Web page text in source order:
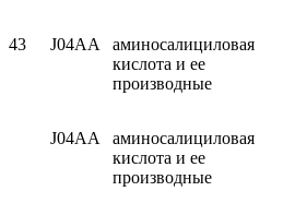
43 J04AA
аминосалициловая
кислота и ее
производные
J04AA
аминосалициловая
кислота и ее
производные